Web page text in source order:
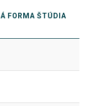
FORMA ŠTÚDIA